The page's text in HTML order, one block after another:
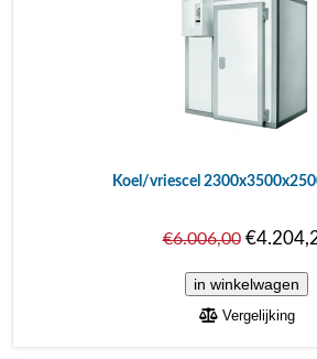
Koel/vriescel
€6.006,00
Vergelijking